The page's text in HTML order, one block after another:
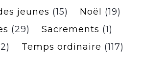
jeunes (15) Noël
(19)
(29) Sacrements (1)
Temps ordinaire (117)